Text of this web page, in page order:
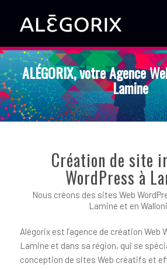
ALÉGORIX, votre Agence
Lamine
Création de site
WordPress à
Nous créons des sites Web
Lamine et en
Alégorix est l’agence de création Web
Lamine et dans sa région, qui se
conception de sites Web créatifs et